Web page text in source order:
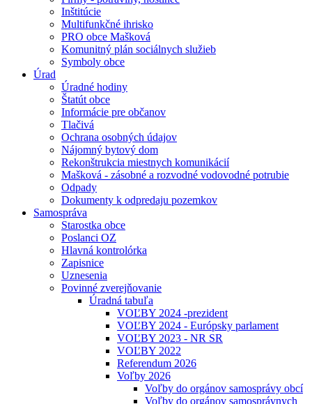
Inštitúcie
Multifunkčné ihrisko
PRO obce Mašková
Komunitný plán sociálnych služieb
Symboly obce
Úrad
Úradné hodiny
Štatút obce
Informácie pre občanov
Tlačivá
Ochrana osobných údajov
Nájomný bytový dom
Rekonštrukcia miestnych komunikácií
Mašková - zásobné a rozvodné vodovodné potrubie
Odpady
Dokumenty k odpredaju pozemkov
Samospráva
Starostka obce
Poslanci OZ
Hlavná kontrolórka
Zapisnice
Uznesenia
Povinné zverejňovanie
Úradná tabuľa
VOĽBY 2024 -prezident
VOĽBY 2024 - Európsky parlament
VOĽBY 2023 - NR SR
VOĽBY 2022
Referendum 2026
Voľby 2026
Voľby do orgánov samosprávy obcí
Voľby do orgánov samosprávnych